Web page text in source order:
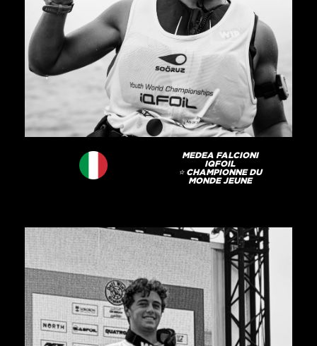
MEDEA FALCIONI
IQFOIL
⭐️ CHAMPIONNE DU
MONDE JEUNE